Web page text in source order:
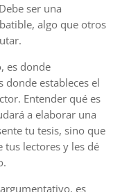
ser una
algo que otros
es donde
donde estableces el
Entender qué es
a elaborar una
tu tesis, sino que
tus lectores y les dé
es